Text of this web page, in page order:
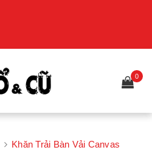
0
Khăn Trải Bàn Vải Canvas